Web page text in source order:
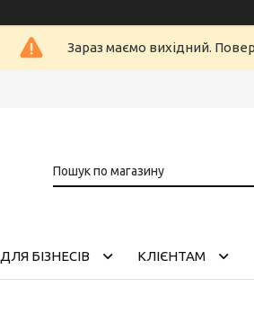
Зараз маємо вихідний.
ДЛЯ БІЗНЕСІВ КЛІЄНТАМ